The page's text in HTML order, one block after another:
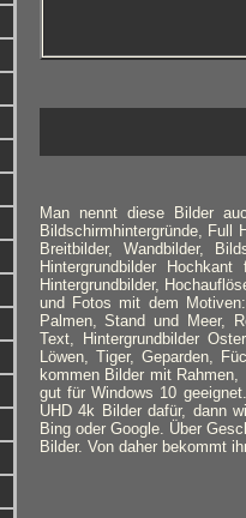
Man nennt diese Bilder
Bildschirmhintergründe, Full
Breitbilder, Wandbilder,
Hintergrundbilder
Hintergrundbilder,
und Fotos mit dem
Palmen, Stand und Meer,
Text, Hintergrundbilder
Löwen, Tiger, Geparden,
kommen Bilder mit
gut für Windows 10
UHD 4k Bilder dafür, dann
Bing oder Google. Über
Bilder. Von daher bekommt